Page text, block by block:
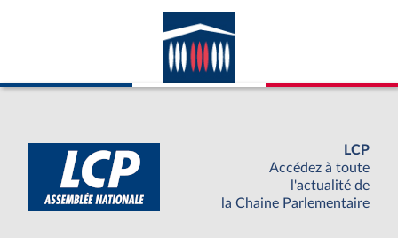
LCP
Accédez à toute
l'actualité de
la Chaine Parlementaire